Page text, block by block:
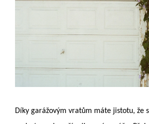
Díky garážovým vratům máte jistotu, že